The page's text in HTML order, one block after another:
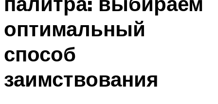
оптимальный
способ
заимствования